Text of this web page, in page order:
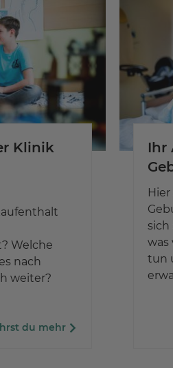
Klinik
Welche
nach
weiter?
du mehr
Ihr
sich
was
tun